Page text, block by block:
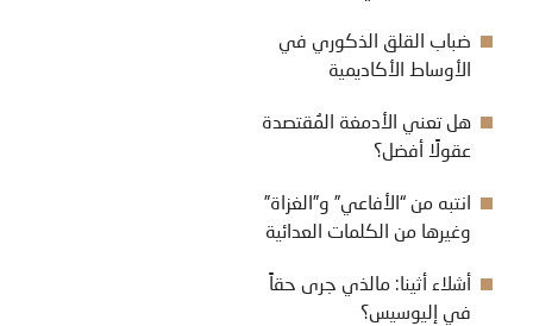
ضباب القلق الذكوري في
الأوساط الأكاديمية
هل تعني الأدمغة المُقتصدة
عقولًا أفضل؟
انتبه من “الأفاعي” و”الغزاة”
وغيرها من الكلمات العدائية
أشلاء أثينا: مالذي جرى حقاً
في إليوسيس؟